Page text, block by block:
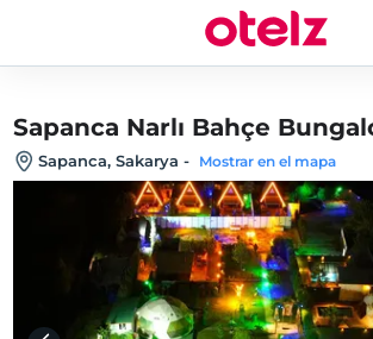
Sapanca Narlı Bahçe
Sapanca, Sakarya - Mostrar en el mapa